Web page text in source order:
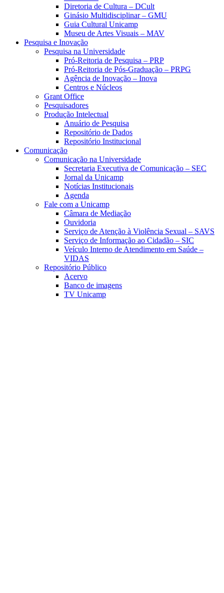
Diretoria de Cultura – DCult
Ginásio Multidisciplinar – GMU
Guia Cultural Unicamp
Museu de Artes Visuais – MAV
Pesquisa e Inovação
Pesquisa na Universidade
Pró-Reitoria de Pesquisa – PRP
Pró-Reitoria de Pós-Graduação – PRPG
Agência de Inovação – Inova
Centros e Núcleos
Grant Office
Pesquisadores
Produção Intelectual
Anuário de Pesquisa
Repositório de Dados
Repositório Institucional
Comunicação
Comunicação na Universidade
Secretaria Executiva de Comunicação – SEC
Jornal da Unicamp
Notícias Institucionais
Agenda
Fale com a Unicamp
Câmara de Mediação
Ouvidoria
Serviço de Atenção à Violência Sexual – SAVS
Serviço de Informação ao Cidadão – SIC
Veículo Interno de Atendimento em Saúde –
VIDAS
Repositório Público
Acervo
Banco de imagens
TV Unicamp